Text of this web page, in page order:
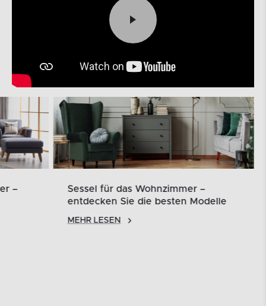
–
Sessel für das Wohnzimmer –
entdecken Sie die besten Modelle
MEHR LESEN